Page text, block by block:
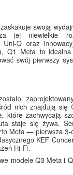
swoją
jej niewielkie
Q oraz
Q1 Meta to
swój pierwszy
nich znajdują
zachwycają
staje się żywa.
Meta — pierwsza
KEF
Hi-Fi.
modele Q3 Meta i